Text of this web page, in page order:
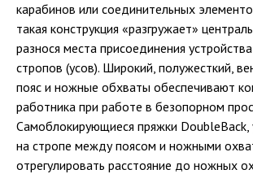
карабинов или соединительных
такая конструкция «разгружает»
разнося места присоединения
стропов (усов). Широкий, полужесткий,
пояс и ножные обхваты обеспечивают
работника при работе в безопорном
Самоблокирующиеся пряжки DoubleBack,
на стропе между поясом и ножными
отрегулировать расстояние до ножных